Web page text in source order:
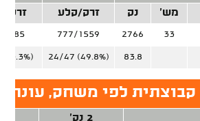
מש'
נק זרק/קלע זרק/
33
2766
777/1559
685
83.8
24/47 (49.8%)
לפי משחק, עונה
2 נק'